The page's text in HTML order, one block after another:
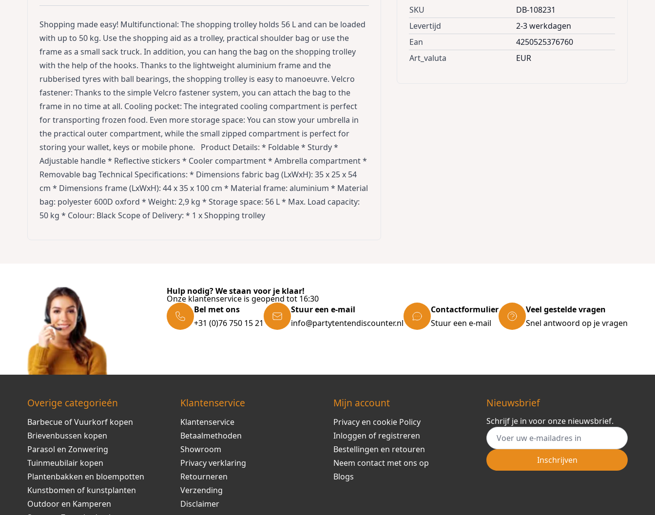
Shopping made easy! Multifunctional: The shopping trolley holds 56 L and can be loaded
with up to 50 kg. Use the shopping aid as a trolley, practical shoulder bag or use the
frame as a small sack truck. In addition, you can hang the bag on the shopping trolley
with the help of the hooks. Thanks to the lightweight aluminium frame and the
rubberised tyres with ball bearings, the shopping trolley is easy to manoeuvre. Velcro
fastener: Thanks to the simple Velcro fastener system, you can attach the bag to the
frame in no time at all. Cooling pocket: The integrated cooling compartment is perfect
for transporting frozen food. Even more storage space: You can stow your umbrella in
the practical outer compartment, while the small zipped compartment is perfect for
storing your wallet, keys or mobile phone. Product Details: * Foldable * Sturdy *
Adjustable handle * Reflective stickers * Cooler compartment * Ambrella compartment *
Removable bag Technical Specifications: * Dimensions fabric bag (LxWxH): 35 x 25 x 54
cm * Dimensions frame (LxWxH): 44 x 35 x 100 cm * Material frame: aluminium * Material
bag: polyester 600D oxford * Weight: 2,9 kg * Storage space: 56 L * Max. Load capacity:
50 kg * Colour: Black Scope of Delivery: * 1 x Shopping trolley
SKU
DB-108231
Levertijd
2-3 werkdagen
Ean
4250525376760
Art_valuta
EUR
Hulp nodig? We staan voor je klaar!
Onze klantenservice is geopend tot 16:30
Bel met ons
+31 (0)76 750 15 21
Stuur een e-mail
info@partytentendiscounter.nl
Contactformulier
Stuur een e-mail
Veel gestelde vragen
Snel antwoord op je vragen
Overige categorieén
Barbecue of Vuurkorf kopen
Brievenbussen kopen
Parasol en Zonwering
Tuinmeubilair kopen
Plantenbakken en bloempotten
Kunstbomen of kunstplanten
Outdoor en Kamperen
Klantenservice
Klantenservice
Betaalmethoden
Showroom
Privacy verklaring
Retourneren
Verzending
Disclaimer
Mijn account
Privacy en cookie Policy
Inloggen of registreren
Bestellingen en retouren
Neem contact met ons op
Blogs
Nieuwsbrief
Schrijf je in voor onze nieuwsbrief.
E-mail adres
Inschrijven